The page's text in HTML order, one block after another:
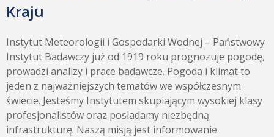
Kraju
Instytut Meteorologii i Gospodarki Wodnej – Państwowy
Instytut Badawczy już od 1919 roku prognozuje pogodę,
prowadzi analizy i prace badawcze. Pogoda i klimat to
jeden z najważniejszych tematów we współczesnym
świecie. Jesteśmy Instytutem skupiającym wysokiej klasy
profesjonalistów oraz posiadamy niezbędną
infrastrukturę. Naszą misją jest informowanie